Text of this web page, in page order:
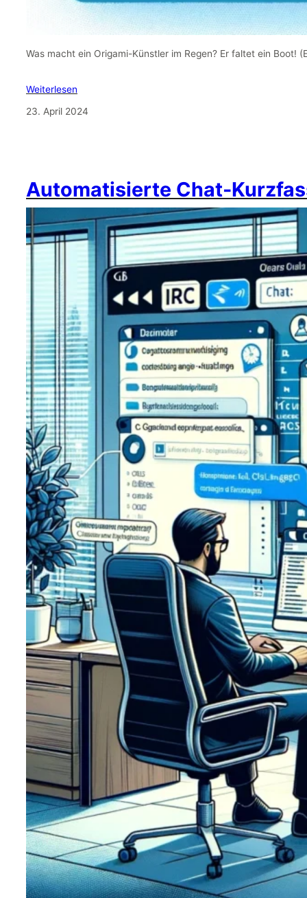
Was macht ein Origami-Künstler im Regen? Er faltet ein Boot!
Weiterlesen
23. April 2024
Automatisierte Chat-